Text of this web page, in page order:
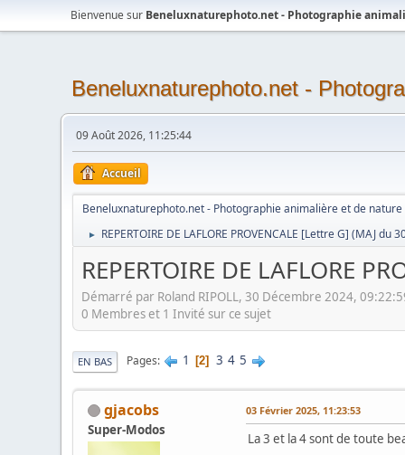
Bienvenue sur Beneluxnaturephoto.net - Photographie
Beneluxnaturephoto.net -
09 Août 2026, 11:25:44
Accueil
Beneluxnaturephoto.net - Photographie animalière et de nature
► REPERTOIRE DE LAFLORE PROVENCALE [Lettre G] (MAJ du
REPERTOIRE DE LAFLORE
Démarré par Roland RIPOLL, 30 Décembre 2024,
0 Membres et 1 Invité sur ce sujet
EN BAS Pages 1 2 3 4 5
gjacobs
Super-Modos
03 Février 2025, 11:23:53
La 3 et la 4 sont de toute